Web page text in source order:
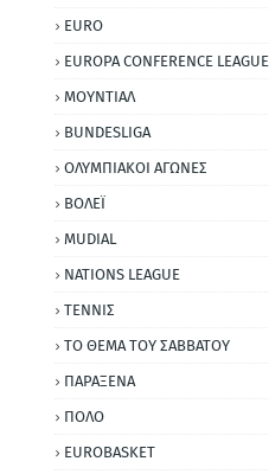
EURO
EUROPA CONFERENCE LEAGUE
ΜΟΥΝΤΙΑΛ
BUNDESLIGA
ΟΛΥΜΠΙΑΚΟΙ ΑΓΩΝΕΣ
ΒΟΛΕΪ
MUDIAL
NATIONS LEAGUE
ΤΕΝΝΙΣ
ΤΟ ΘΕΜΑ ΤΟΥ ΣΑΒΒΑΤΟΥ
ΠΑΡΑΞΕΝΑ
ΠΟΛΟ
EUROBASKET